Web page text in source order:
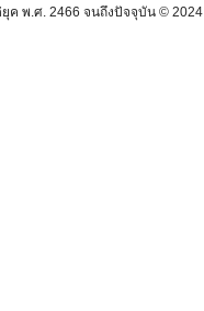
ค พ.ศ. 2466 จนถึงปัจจุบัน © 2024